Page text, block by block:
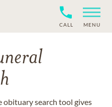
CALL MENU
search tool gives